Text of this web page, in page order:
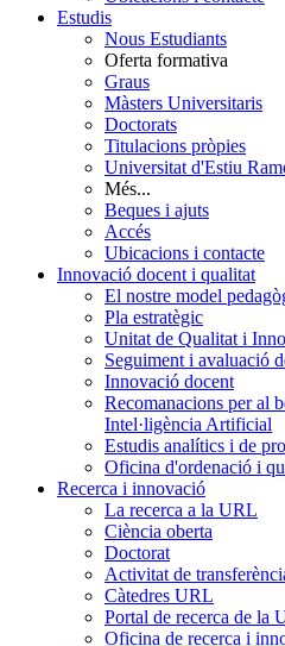
Estudis
Nous Estudiants
Oferta formativa
Graus
Màsters Universitaris
Doctorats
Titulacions pròpies
Universitat d'Estiu
Més...
Beques i ajuts
Accés
Ubicacions i contacte
Innovació docent i qualitat
El nostre model
Pla estratègic
Unitat de Qualitat i
Seguiment i avaluació
Innovació docent
Recomanacions per al
Intel·ligència Artificial
Estudis analítics i de
Oficina d'ordenació i
Recerca i innovació
La recerca a la URL
Ciència oberta
Doctorat
Activitat de
Càtedres URL
Portal de recerca de la
Oficina de recerca i